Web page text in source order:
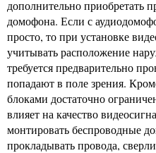
дополнительно приобретать
домофона. Если с
просто, то при установке
учитывать расположение
требуется предварительно
попадают в поле зрения.
блоками достаточно
влияет на качество
монтировать беспроводные
прокладывать провода,